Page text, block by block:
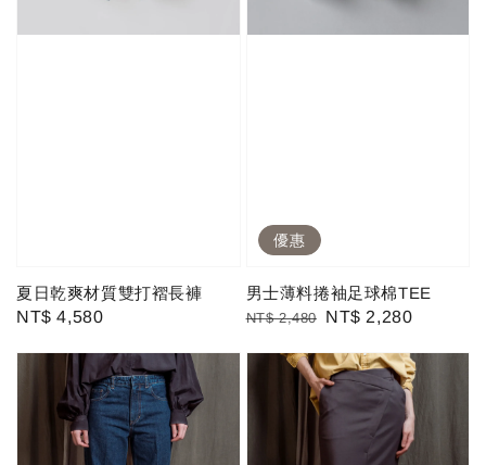
夏日乾爽材質雙打褶長褲
Regular
NT$ 4,580
優惠
男士薄料捲袖足球棉TEE
Regular
NT$ 2,480
Sale
NT$ 2,280